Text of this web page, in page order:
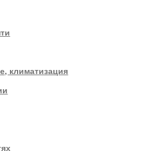
климатизация